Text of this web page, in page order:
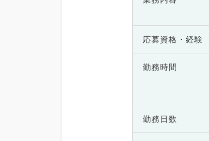
応募資格・ 経験
勤務時間
勤務日数